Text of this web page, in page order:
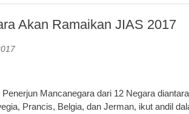
Akan Ramaikan JIAS 2017
Mancanegara dari 12 Negara
Prancis, Belgia, dan Jerman, ikut andil